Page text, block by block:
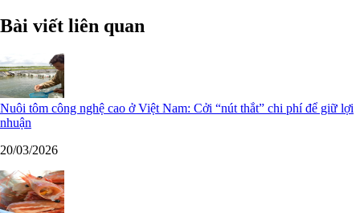
Bài viết liên quan
Nuôi tôm công nghệ cao ở Việt Nam: Cởi “nút thắt” chi phí để giữ lợi
nhuận
20/03/2026